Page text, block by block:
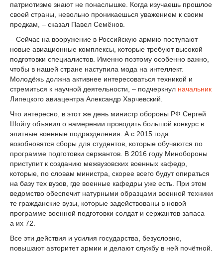
патриотизме знают не понаслышке. Когда изучаешь прошлое
своей страны, невольно проникаешься уважением к своим
предкам, – сказал Павел Семёнов.
– Сейчас на вооружение в Российскую армию поступают
новые авиационные комплексы, которые требуют высокой
подготовки специалистов. Именно поэтому особенно важно,
чтобы в нашей стране наступила мода на интеллект.
Молодёжь должна активнее интересоваться техникой и
стремиться к научной деятельности, – подчеркнул начальник
Липецкого авиацентра Александр Харчевский.
Что интересно, в этот же день министр обороны РФ Сергей
Шойгу объявил о намерении проводить большой конкурс в
элитные военные подразделения. А с 2015 года
возобновятся сборы для студентов, которые обучаются по
программе подготовки сержантов. В 2016 году Минобороны
приступит к созданию межвузовских военных кафедр,
которые, по словам министра, скорее всего будут опираться
на базу тех вузов, где военные кафедры уже есть. При этом
ведомство обеспечит натурными образцами военной техники
те гражданские вузы, которые задействованы в новой
программе военной подготовки солдат и сержантов запаса –
а их 72.
Все эти действия и усилия государства, безусловно,
повышают авторитет армии и делают службу в ней почётной.